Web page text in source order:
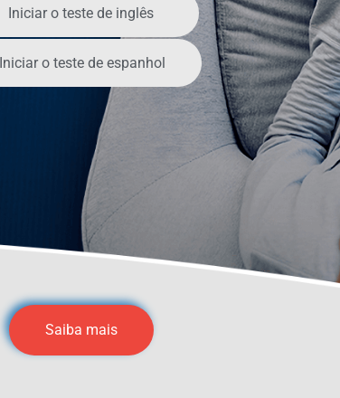
Iniciar o teste de inglês
Iniciar o teste de espanhol
Saiba mais